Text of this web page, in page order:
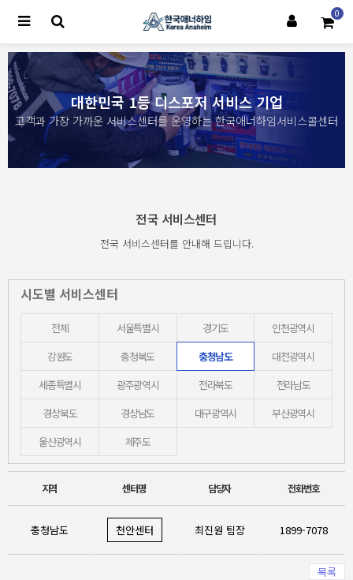
0
대한민국 1등 디스포저 서비스 기업
고객과 가장 가까운 서비스센터를 운영하는 한국애너하임서비스콜센터
전국 서비스센터
전국 서비스센터를 안내해 드립니다.
시도별 서비스센터
전체 서울특별시 경기도
인천광역시
강원도
충청북도 충청남도
대전광역시
세종특별시
광주광역시 전라북도
전라남도
경상북도
경상남도 대구광역시
부산광역시
울산광역시
제주도
지역 센터명 담당자 전화번호
충청남도 천안센터 최진원 팀장 1899-7078
목록